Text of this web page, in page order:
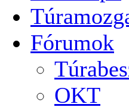
Fórumok
OKT